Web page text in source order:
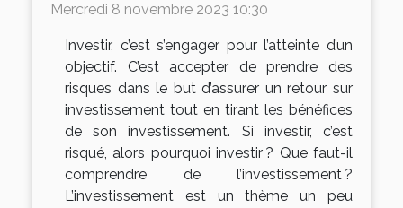
Mercredi 8 novembre 2023 10:30
Investir, c’est s’engager pour l’atteinte d’un
objectif. C’est accepter de prendre des
risques dans le but d’assurer un retour sur
investissement tout en tirant les bénéfices
de son investissement. Si investir, c’est
risqué, alors pourquoi investir ? Que faut-il
comprendre de l’investissement ?
L’investissement est un thème un peu